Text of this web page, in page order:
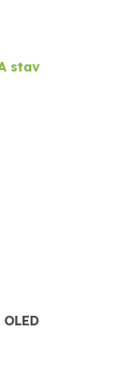
stav